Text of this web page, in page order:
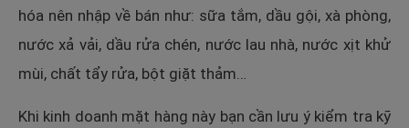
hóa nên nhập về bán như: sữa tắm, dầu gội, xà phòng,
nước xả vải, dầu rửa chén, nước lau nhà, nước xịt khử
mùi, chất tẩy rửa, bột giặt thảm…
Khi kinh doanh mặt hàng này bạn cần lưu ý kiểm tra kỹ